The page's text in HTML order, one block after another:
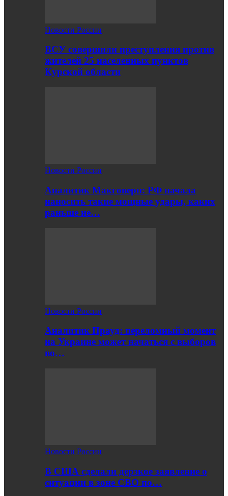
Новости России
ВСУ совершили преступления против
жителей 25 населенных пунктов
Курской области
Новости России
Аналитик Макговерн: РФ начала
наносить такие мощные удары, каких
раньше не…
Новости России
Аналитик Прауд: переломный момент
на Украине может начаться с выборов
во…
Новости России
В США сделали дерзкое заявление о
ситуации в зоне СВО по…